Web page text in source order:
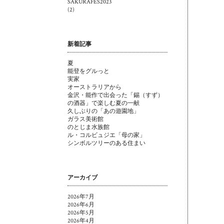
SAKURAFES2023
(2)
新着記事
夏
能登をグルっと
実家
オーストラリアから
金沢・能作で出会った「錫（すず）
の酒器」で楽しむ夏の一献
久しぶりの「あの遊園地」
ガラス美術館
のとじま水族館
ル・コルビュジエ「母の家」
シンボルツリーのある住まい
アーカイブ
2026年7月
2026年6月
2026年5月
2026年4月